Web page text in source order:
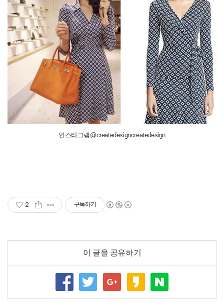
인스타그램@createdesigncreatedesign
2 구독하기
이 글을 공유하기